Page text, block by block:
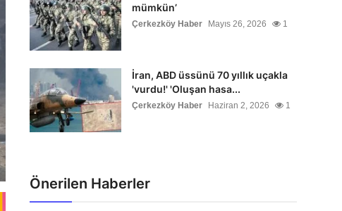
mümkün’
Çerkezköy Haber Mayıs 26, 2026 1
İran, ABD üssünü 70 yıllık uçakla
'vurdu!' 'Oluşan hasa...
Çerkezköy Haber Haziran 2, 2026 1
Önerilen Haberler